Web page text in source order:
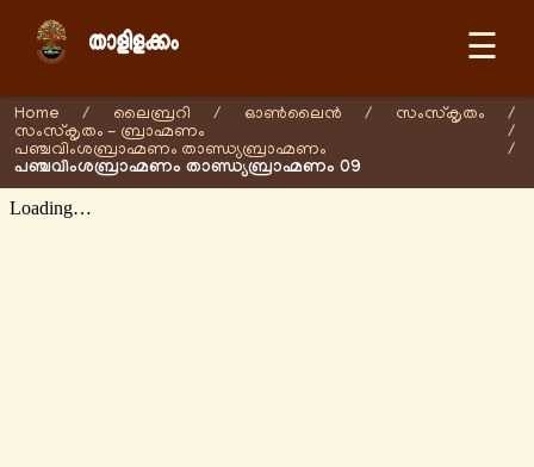
☰
Home / ലൈബ്രറി / ഓണ്‍ലൈന്‍ / സംസ്കൃതം
/
സംസ്കൃതം - ബ്രാഹ്മണം
/
പഞ്ചവിംശബ്രാഹ്മണം താണ്ഡ്യബ്രാഹ്മണം
/
പഞ്ചവിംശബ്രാഹ്മണം താണ്ഡ്യബ്രാഹ്മണം 09